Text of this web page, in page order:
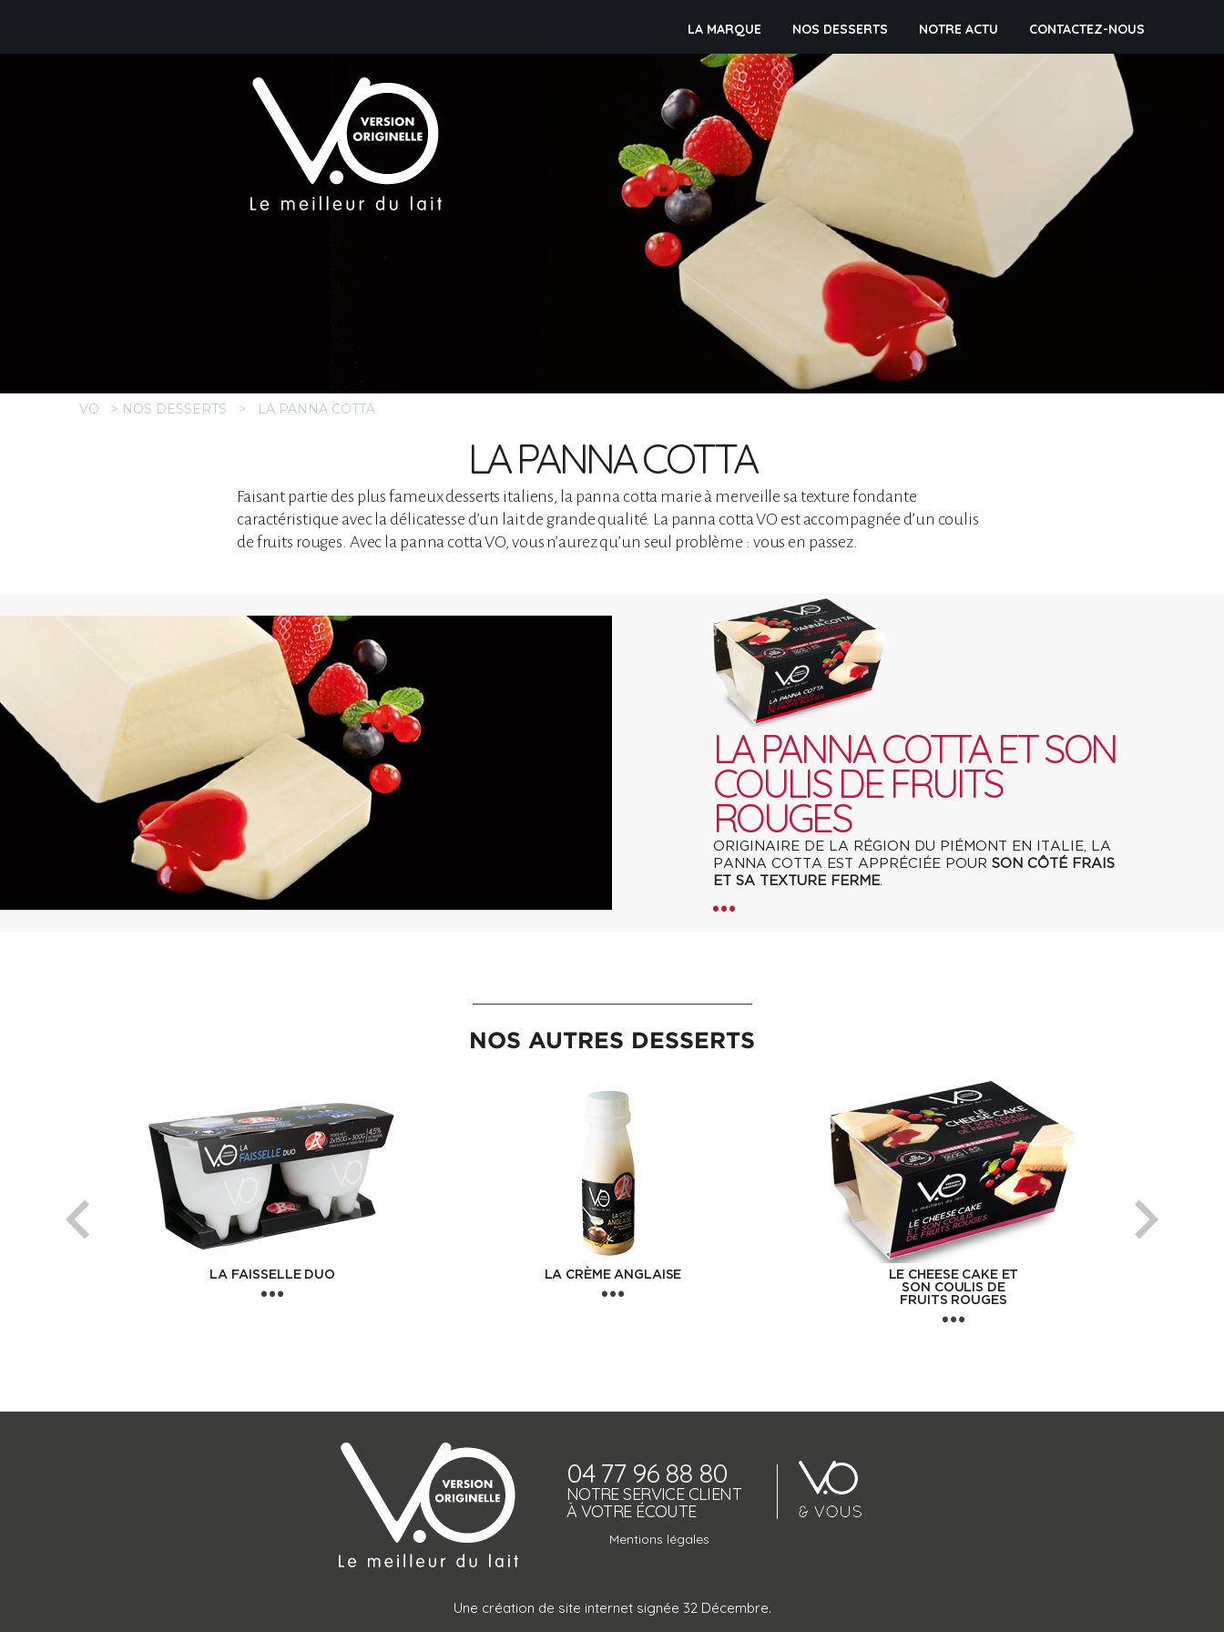
LA MARQUE NOS DESSERTS NOTRE ACTU CONTACTEZ-NOUS
VO > NOS DESSERTS > LA PANNA COTTA
LA PANNA COTTA
Faisant partie des plus fameux desserts italiens, la panna cotta marie à merveille sa texture fondante
caractéristique avec la délicatesse d’un lait de grande qualité. La panna cotta VO est accompagnée d’un coulis
de fruits rouges. Avec la panna cotta VO, vous n’aurez qu’un seul problème : vous en passez.
LA PANNA COTTA ET SON
COULIS DE FRUITS
ROUGES
ORIGINAIRE DE LA RÉGION DU PIÉMONT EN ITALIE, LA
PANNA COTTA EST APPRÉCIÉE POUR SON CÔTÉ FRAIS
ET SA TEXTURE FERME.
NOS AUTRES DESSERTS
LA FAISSELLE DUO LA CRÈME ANGLAISE
LE CHEESE CAKE ET
SON COULIS DE
FRUITS ROUGES
04 77 96 88 80
NOTRE SERVICE CLIENT
À VOTRE ÉCOUTE
Mentions légales
Une création de site internet signée 32 Décembre.